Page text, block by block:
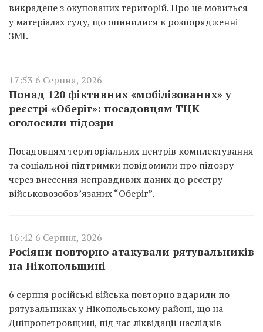
викрадене з окупованих територій. Про це мовиться
у матеріалах суду, що опинилися в розпорядженні
ЗМІ.
17:53 6 Серпня, 2026
Понад 120 фіктивних «мобілізованих» у
реєстрі «Оберіг»: посадовцям ТЦК
оголосили підозри
Посадовцям територіальних центрів комплектування
та соціальної підтримки повідомили про підозру
через внесення неправдивих даних до реєстру
військовозобов’язаних “Оберіг”.
16:42 6 Серпня, 2026
Росіяни повторно атакували рятувальників
на Нікопольщині
6 серпня російські війська повторно вдарили по
рятувальниках у Нікопольському районі, що на
Дніпропетровщині, під час ліквідації наслідків